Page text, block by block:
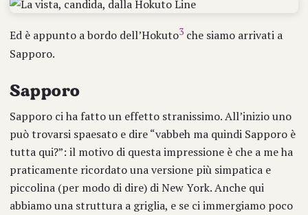
Ed è appunto a bordo dell’Hokuto3 che siamo arrivati a
Sapporo.
Sapporo
Sapporo ci ha fatto un effetto stranissimo. All’inizio uno
può trovarsi spaesato e dire “vabbeh ma quindi Sapporo è
tutta qui?”: il motivo di questa impressione è che a me ha
praticamente ricordato una versione più simpatica e
piccolina (per modo di dire) di New York. Anche qui
abbiamo una struttura a griglia, e se ci immergiamo poco